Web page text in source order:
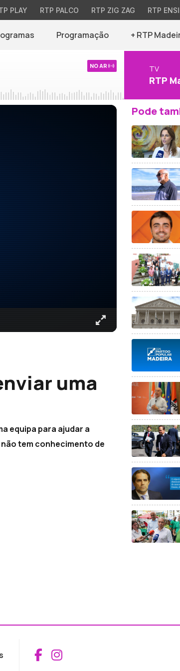
PLAY RTP PALCO RTP ZIG ZAG RTP
Programação + RTP
NO AR TV
RTP
uma
equipa para ajudar a
tem conhecimento de
Pode
Aceder ao Facebook
Aceder ao